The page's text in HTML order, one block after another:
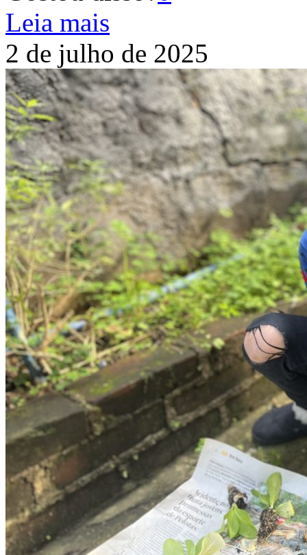
Leia mais
2 de julho de 2025